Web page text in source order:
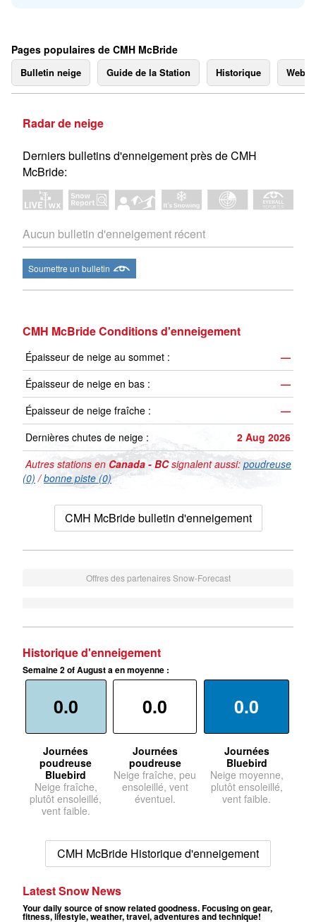
Pages populaires de CMH McBride
Bulletin neige Guide de la Station Historique
Radar de neige
Derniers bulletins d'enneigement près de CMH
McBride:
Aucun bulletin d'enneigement récent
Soumettre un bulletin
CMH McBride Conditions d'enneigement
Épaisseur de neige au sommet :
—
Épaisseur de neige en bas :
—
Épaisseur de neige fraîche :
—
Dernières chutes de neige :
2 Aug 2026
Autres stations en Canada - BCsignalent aussi: poudreuse
(0) /bonne piste (0)
CMH McBride bulletin d'enneigement
Offres des partenaires Snow-Forecast
Historique d'enneigement
Semaine 2 of August a en moyenne :
0.0
Journées
poudreuse
Bluebird
Neige fraîche,
plutôt ensoleillé,
vent faible.
0.0
Journées
poudreuse
Neige fraîche, peu
ensoleillé, vent
éventuel.
0.0
Journées
Bluebird
Neige moyenne,
plutôt ensoleillé,
vent faible.
CMH McBride Historique d'enneigement